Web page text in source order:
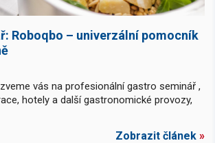
Roboqbo – univerzální pomocník
vás na profesionální gastro seminář ,
hotely a další gastronomické provozy,
Zobrazit článek »